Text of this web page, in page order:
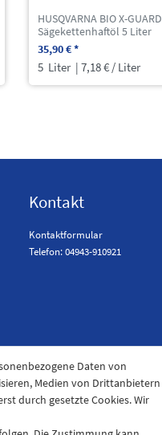
HUSQVARNA BIO X-GUARD
Sägekettenhaftöl 5 Liter
35,90 € *
5 Liter | 7,18 € / Liter
Kontakt
Kontaktformular
Telefon: 04943-910921
Daten von
Medien von Drittanbietern
durch gesetzte Cookies. Wir